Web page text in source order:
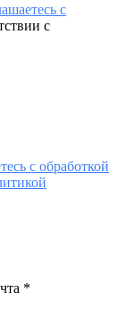
с
с
с обработкой
*